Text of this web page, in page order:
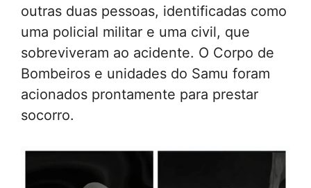
outras duas pessoas, identificadas como
uma policial militar e uma civil, que
sobreviveram ao acidente. O Corpo de
Bombeiros e unidades do Samu foram
acionados prontamente para prestar
socorro.